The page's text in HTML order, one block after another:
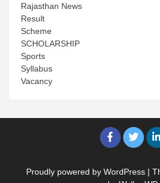
Rajasthan News
Result
Scheme
SCHOLARSHIP
Sports
Syllabus
Vacancy
Proudly powered by WordPress |